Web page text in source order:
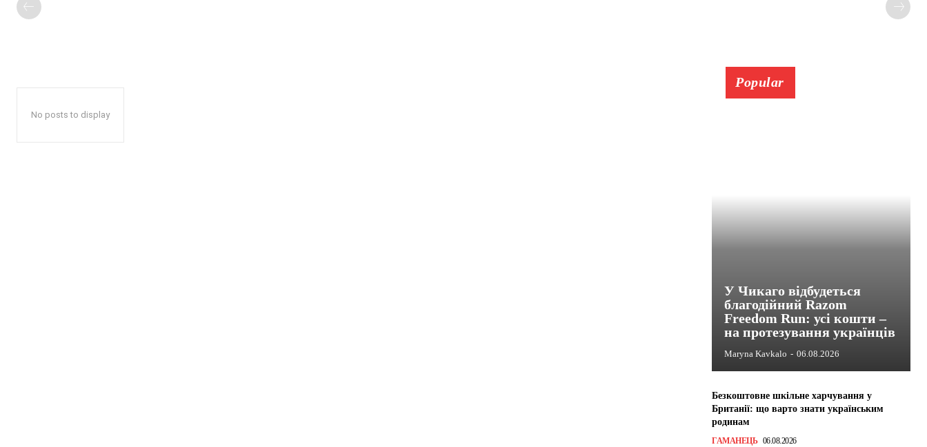
No posts to display
Popular
У Чикаго відбудеться
благодійний Razom
Freedom Run: усі кошти –
на протезування українців
Maryna Kavkalo - 06.08.2026
Безкоштовне шкільне харчування у
Британії: що варто знати українським
родинам
ГАМАНЕЦЬ 06.08.2026